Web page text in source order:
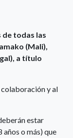
de todas las
(Mali),
a título
y al
estar
o más) que